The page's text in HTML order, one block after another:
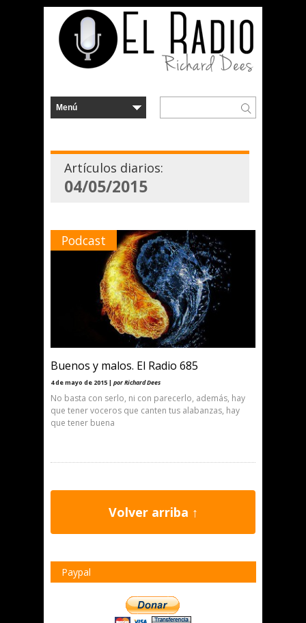
Artículos diarios:
04/05/2015
Podcast
Buenos y malos. El Radio 685
4 de mayo de 2015 | por Richard Dees
No basta con serlo, ni con parecerlo, además, hay
que tener voceros que canten tus alabanzas, hay
que tener buena
Volver arriba ↑
Paypal